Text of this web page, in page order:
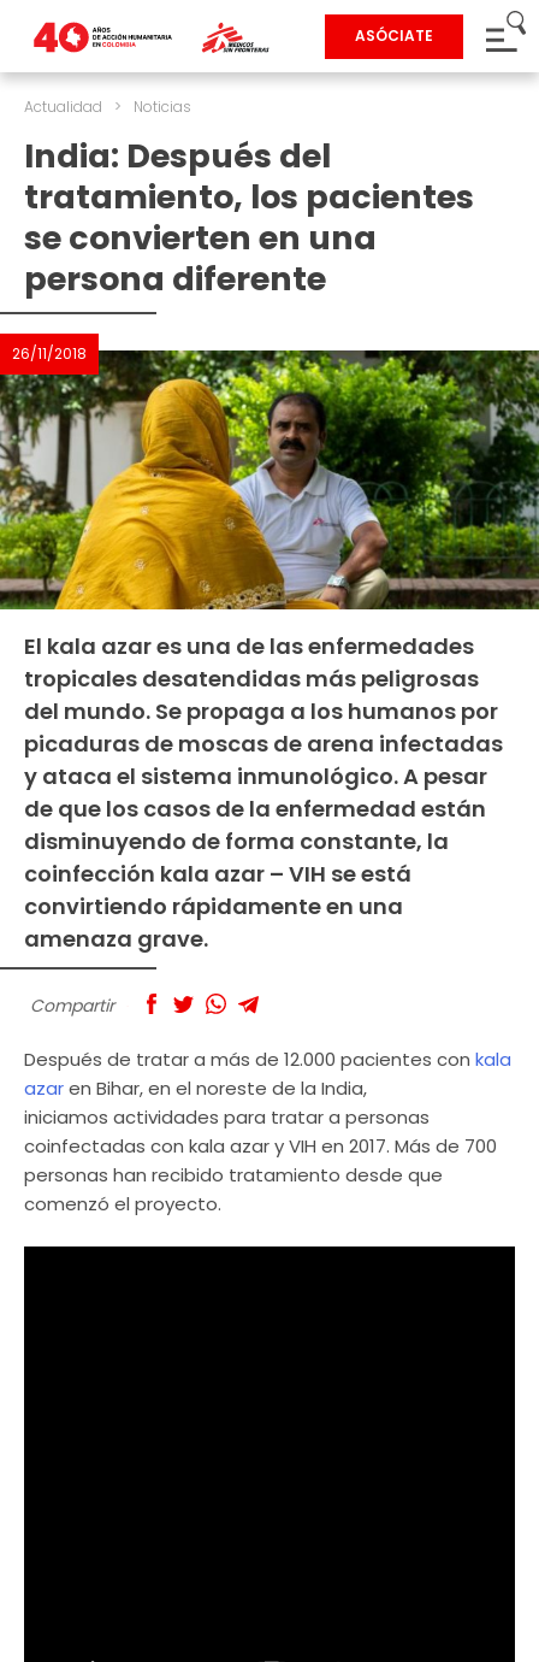
ASÓCIATE
Actualidad > Noticias
India: Después del
tratamiento, los pacientes
se convierten en una
persona diferente
26/11/2018
El kala azar es una de las enfermedades
tropicales desatendidas más peligrosas
del mundo. Se propaga a los humanos por
picaduras de moscas de arena infectadas
y ataca el sistema inmunológico. A pesar
de que los casos de la enfermedad están
disminuyendo de forma constante, la
coinfección kala azar – VIH se está
convirtiendo rápidamente en una
amenaza grave.
Compartir
Después de tratar a más de 12.000 pacientes con kala
azaren Bihar, en el noreste de la India,
iniciamos actividades para tratar a personas
coinfectadas con kala azar y VIH en 2017. Más de 700
personas han recibido tratamiento desde que
comenzó el proyecto.